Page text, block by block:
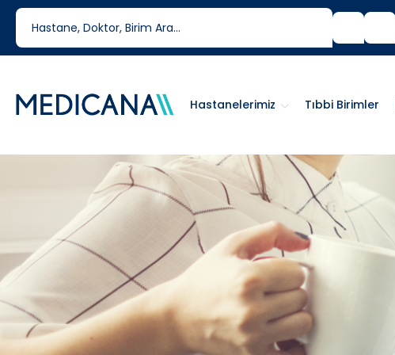
444 6 334
Tıbbi Birimler
Hastanelerimiz